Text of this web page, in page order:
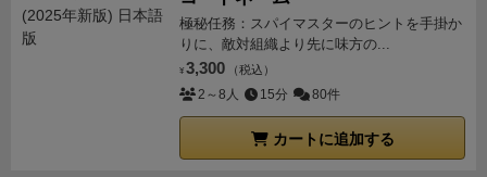
極秘任務：スパイマスターのヒントを手掛か
りに、敵対組織より先に味方の...
¥ 3,300 （税込）
2～8人 15分 80件
カートに追加する